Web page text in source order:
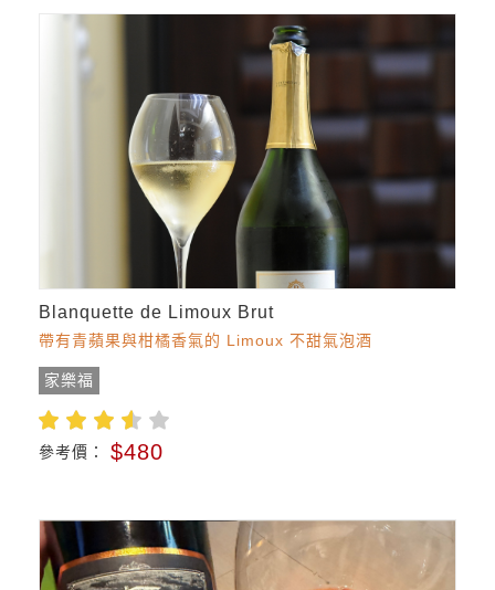
Blanquette de Limoux Brut
帶有青蘋果與柑橘香氣的 Limoux 不甜氣泡酒
家樂福
參考價： $480